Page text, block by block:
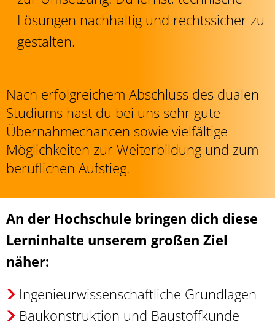
Lösungen nachhaltig und rechtssicher zu
gestalten.
Nach erfolgreichem Abschluss des dualen
Studiums hast du bei uns sehr gute
Übernahmechancen sowie vielfältige
Möglichkeiten zur Weiterbildung und zum
beruflichen Aufstieg.
An der Hochschule bringen dich diese
Lerninhalte unserem großen Ziel
näher:
Ingenieurwissenschaftliche Grundlagen
Baukonstruktion und Baustoffkunde